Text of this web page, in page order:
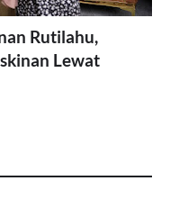
Rutilahu,
Lewat